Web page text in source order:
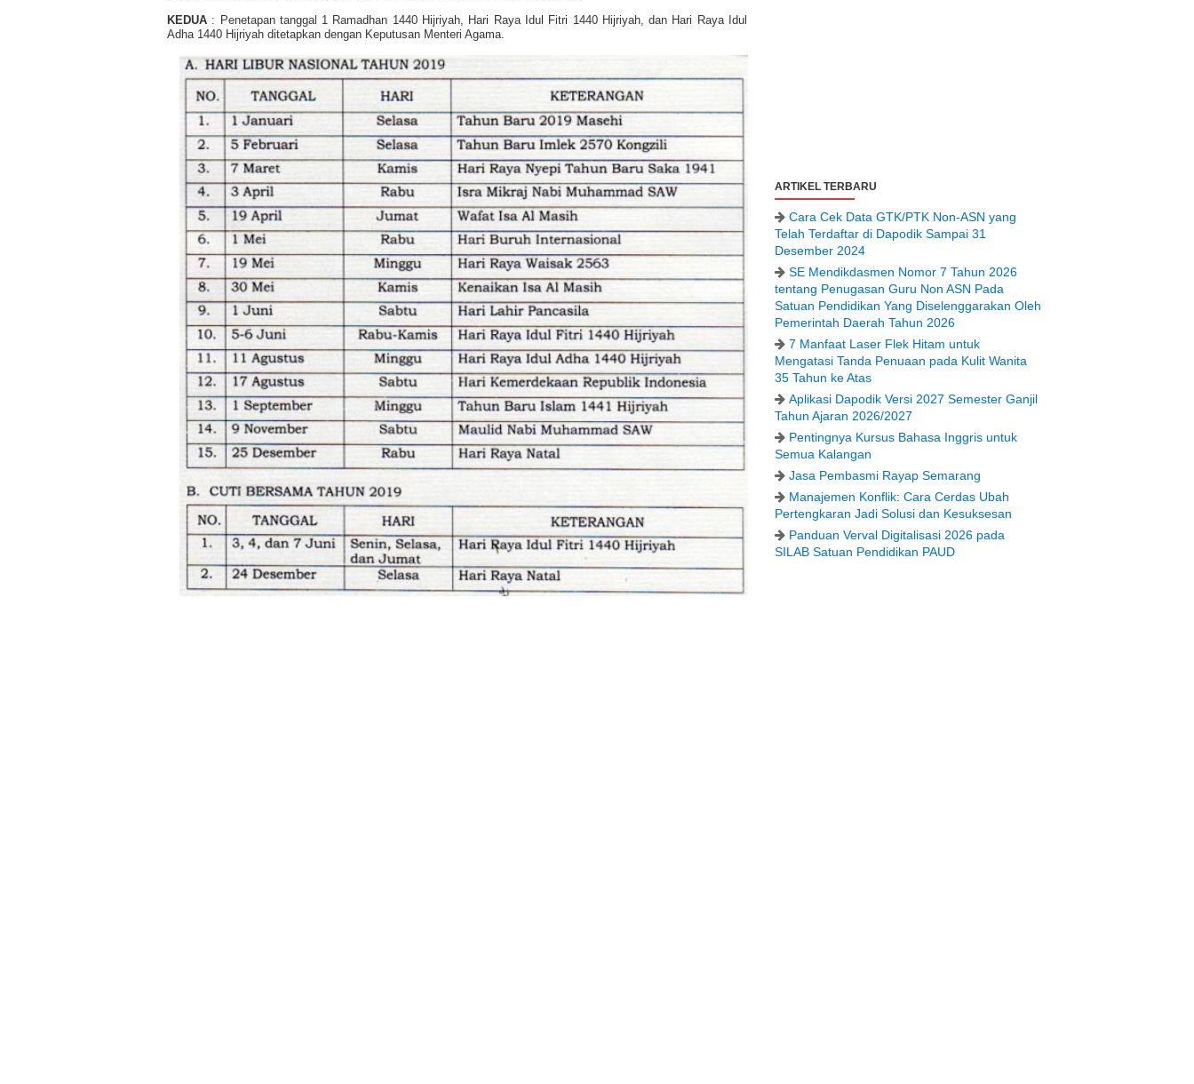
KEDUA : Penetapan tanggal 1 Ramadhan 1440 Hijriyah, Hari Raya Idul Fitri 1440 Hijriyah, dan Hari Raya Idul
Adha 1440 Hijriyah ditetapkan dengan Keputusan Menteri Agama.
ARTIKEL TERBARU
Cara Cek Data GTK/PTK Non-ASN yang
Telah Terdaftar di Dapodik Sampai 31
Desember 2024
SE Mendikdasmen Nomor 7 Tahun 2026
tentang Penugasan Guru Non ASN Pada
Satuan Pendidikan Yang Diselenggarakan Oleh
Pemerintah Daerah Tahun 2026
7 Manfaat Laser Flek Hitam untuk
Mengatasi Tanda Penuaan pada Kulit Wanita
35 Tahun ke Atas
Aplikasi Dapodik Versi 2027 Semester Ganjil
Tahun Ajaran 2026/2027
Pentingnya Kursus Bahasa Inggris untuk
Semua Kalangan
Jasa Pembasmi Rayap Semarang
Manajemen Konflik: Cara Cerdas Ubah
Pertengkaran Jadi Solusi dan Kesuksesan
Panduan Verval Digitalisasi 2026 pada
SILAB Satuan Pendidikan PAUD